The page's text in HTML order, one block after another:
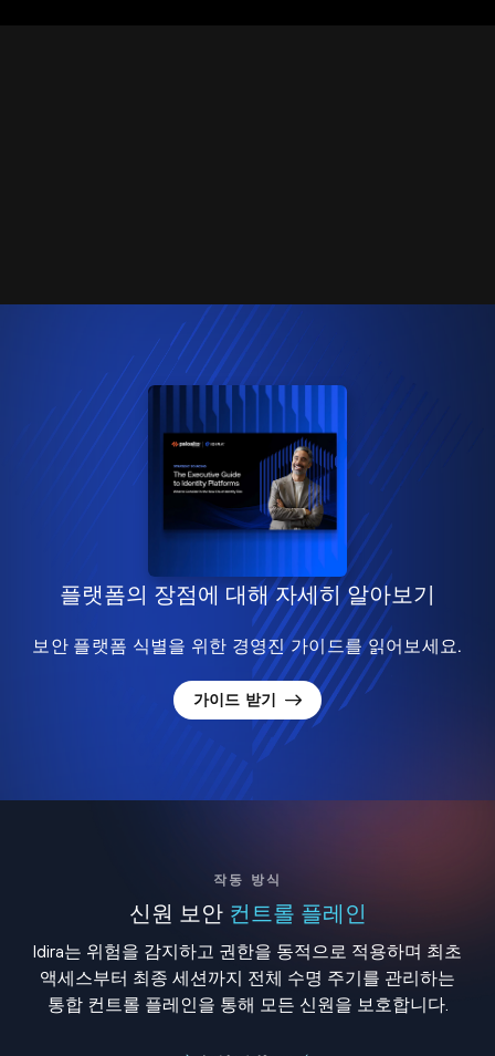
플랫폼의 장점에 대해 자세히 알아보기
보안 플랫폼 식별을 위한 경영진 가이드를 읽어보세요.
가이드 받기
작동 방식
신원 보안 컨트롤 플레인
Idira는 위험을 감지하고 권한을 동적으로 적용하며 최초
액세스부터 최종 세션까지 전체 수명 주기를 관리하는
통합 컨트롤 플레인을 통해 모든 신원을 보호합니다.